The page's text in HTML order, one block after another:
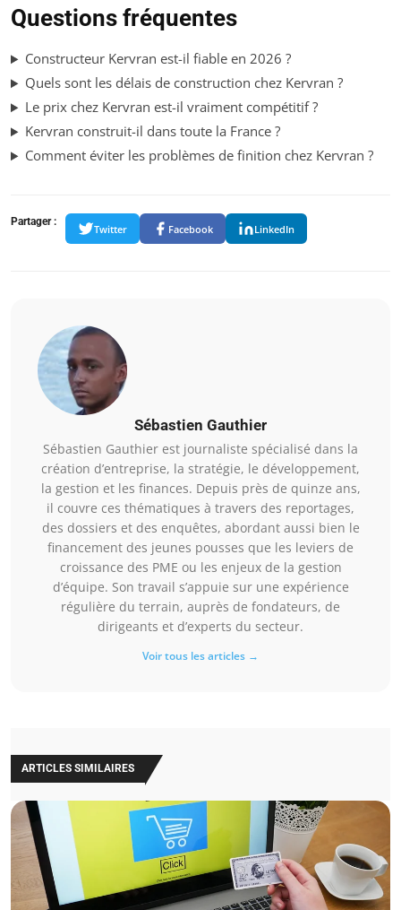
Questions fréquentes
Constructeur Kervran est-il fiable en 2026 ?
Quels sont les délais de construction chez Kervran ?
Le prix chez Kervran est-il vraiment compétitif ?
Kervran construit-il dans toute la France ?
Comment éviter les problèmes de finition chez Kervran ?
Partager :
Twitter Facebook LinkedIn
Sébastien Gauthier
Sébastien Gauthier est journaliste spécialisé dans la
création d’entreprise, la stratégie, le développement,
la gestion et les finances. Depuis près de quinze ans,
il couvre ces thématiques à travers des reportages,
des dossiers et des enquêtes, abordant aussi bien le
financement des jeunes pousses que les leviers de
croissance des PME ou les enjeux de la gestion
d’équipe. Son travail s’appuie sur une expérience
régulière du terrain, auprès de fondateurs, de
dirigeants et d’experts du secteur.
Voir tous les articles →
ARTICLES SIMILAIRES